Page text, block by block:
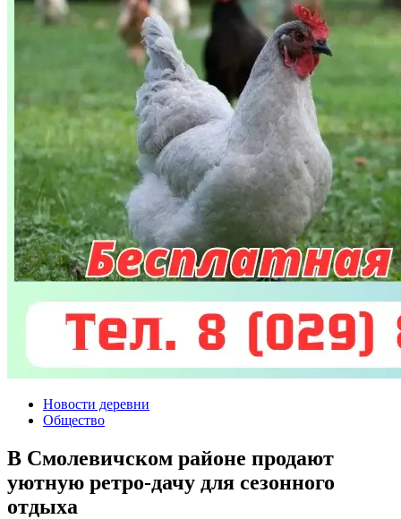
Новости деревни
Общество
В Смолевичском районе продают
уютную ретро-дачу для сезонного
отдыха